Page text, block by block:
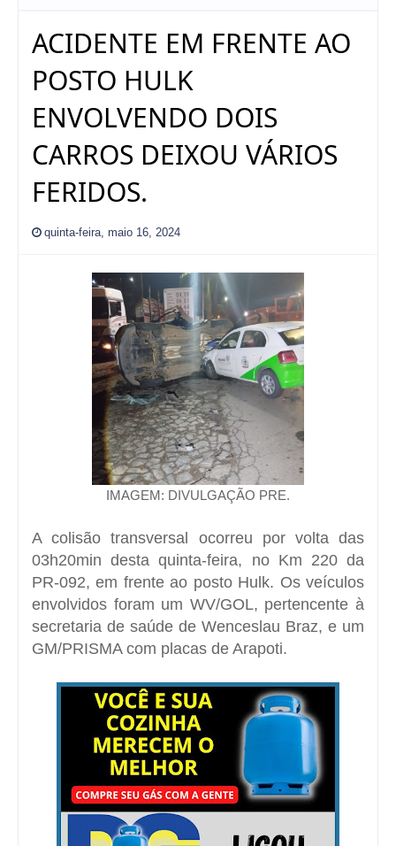
ACIDENTE EM FRENTE AO
POSTO HULK
ENVOLVENDO DOIS
CARROS DEIXOU VÁRIOS
FERIDOS.
quinta-feira, maio 16, 2024
IMAGEM: DIVULGAÇÃO PRE.
A colisão transversal ocorreu por volta das
03h20min desta quinta-feira, no Km 220 da
PR-092, em frente ao posto Hulk. Os veículos
envolvidos foram um WV/GOL, pertencente à
secretaria de saúde de Wenceslau Braz, e um
GM/PRISMA com placas de Arapoti.